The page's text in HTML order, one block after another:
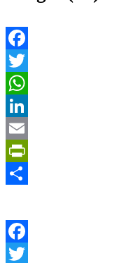
Facebook
Twitter
WhatsApp
LinkedIn
Email
PrintFriendly
Facebook